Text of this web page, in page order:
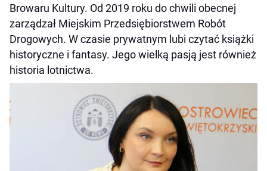
Browaru Kultury. Od 2019 roku do chwili obecnej
zarządzał Miejskim Przedsiębiorstwem Robót
Drogowych. W czasie prywatnym lubi czytać książki
historyczne i fantasy. Jego wielką pasją jest również
historia lotnictwa.